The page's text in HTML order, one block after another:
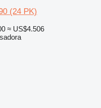
(24 PK)
≈ US$4.506